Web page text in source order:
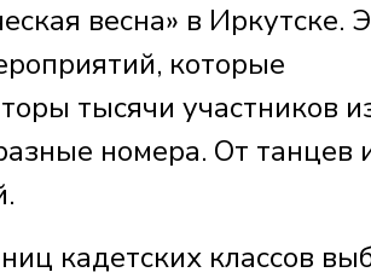
весна» в Иркутске.
которые
тысячи участников
номера. От танцев
кадетских классов